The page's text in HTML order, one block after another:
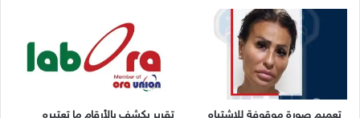
تعميم صورة موقوفة للاشتباه
تقرير يكشف بالأرقام ما تعتبره